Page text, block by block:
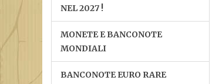
NEL 2027 !
MONETE E BANCONOTE
MONDIALI
BANCONOTE EURO RARE